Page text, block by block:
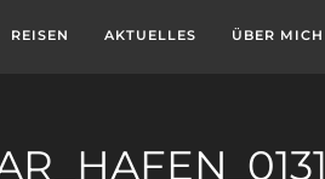
REISEN AKTUELLES ÜBER MICH